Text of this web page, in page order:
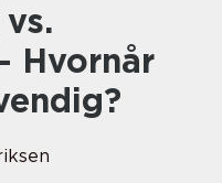
Hvornår